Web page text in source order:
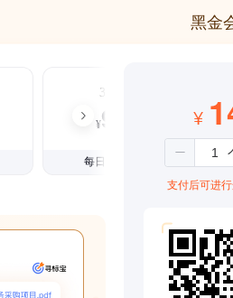
黑金
3个月
¥99
每日仅1.08元
¥
支付后可进